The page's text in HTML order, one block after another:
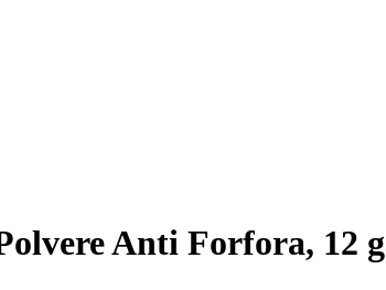
Anti Forfora, 12 g